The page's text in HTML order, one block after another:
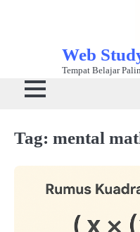
Web
Tempat Belajar
Tag: mental